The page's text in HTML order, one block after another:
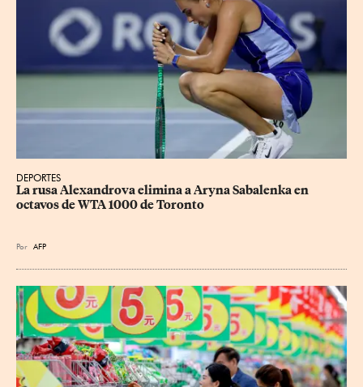
DEPORTES
La rusa Alexandrova elimina a Aryna Sabalenka en
octavos de WTA 1000 de Toronto
Por AFP